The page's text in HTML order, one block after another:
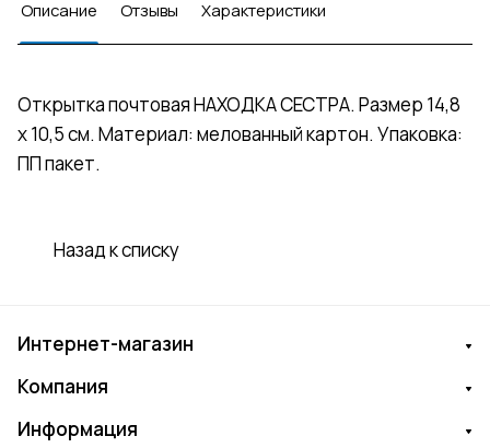
Описание Отзывы Характеристики
Открытка почтовая НАХОДКА СЕСТРА. Размер 14,8
х 10,5 см. Материал: мелованный картон. Упаковка:
ПП пакет.
Назад к списку
Интернет-магазин
Компания
Информация